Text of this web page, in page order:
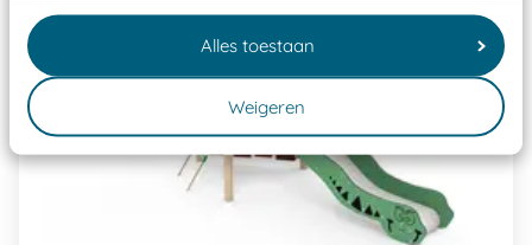
Alles toestaan
Weigeren